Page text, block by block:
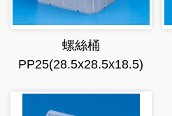
螺絲桶
PP25(28.5x28.5x18.5)